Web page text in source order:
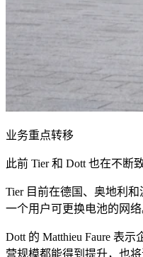
业务重点转移
此前 Tier和 Dott 也在不断
Tier 目前在德国、奥地利
一个用户可更换电池的网络
Dott 的 Matthieu Faure 表示
营规模都能得到提升，也